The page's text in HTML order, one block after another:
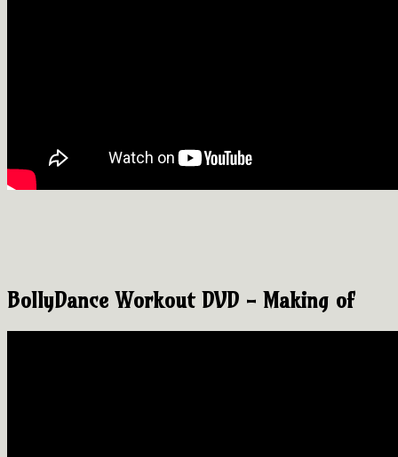
BollyDance Workout DVD - Making of